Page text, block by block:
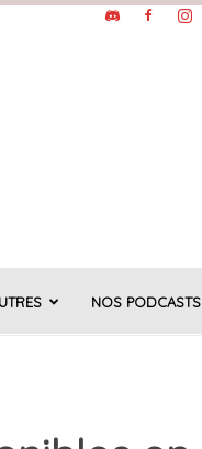
NOS PODCASTS